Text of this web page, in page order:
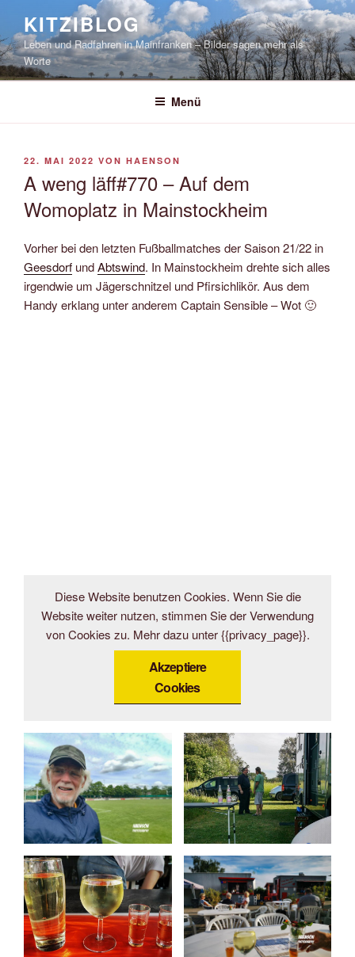
springen
KITZIBLOG
Leben und Radfahren in Mainfranken – Bilder sagen mehr als
Worte
Menü
VERÖFFENTLICHT
22. MAI 2022 VON HAENSON
A weng läff#770 – Auf dem
Womoplatz in Mainstockheim
Vorher bei den letzten Fußballmatches der Saison 21/22 in
Geesdorf undAbtswind. In Mainstockheim drehte sich alles
irgendwie um Jägerschnitzel und Pfirsichlikör. Aus dem
Handy erklang unter anderem Captain Sensible – Wot 🙂
Diese Website benutzen Cookies. Wenn Sie die
Website weiter nutzen, stimmen Sie der Verwendung
von Cookies zu. Mehr dazu unter {{privacy_page}}.
Akzeptiere
Cookies